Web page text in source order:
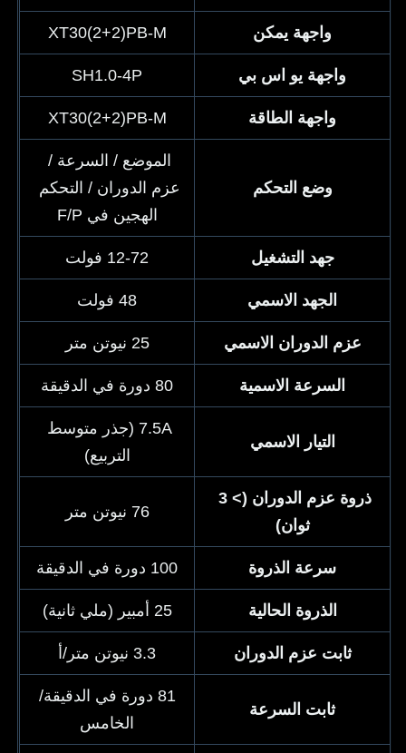
واجهة يمكن XT30(2+2)PB-M
واجهة يو اس بي SH1.0-4P
واجهة الطاقة XT30(2+2)PB-M
وضع التحكم
الموضع / السرعة /
عزم الدوران / التحكم
الهجين في F/P
جهد التشغيل 12-72 فولت
الجهد الاسمي
عزم الدوران الاسمي
السرعة الاسمية
التيار الاسمي
7.5A (جذر متوسط ​​
التربيع)
ذروة عزم الدوران (> 3
ثوان)
سرعة الذروة
الذروة الحالية
ثابت عزم الدوران
ثابت السرعة
81 دورة في الدقيقة/
الخامس